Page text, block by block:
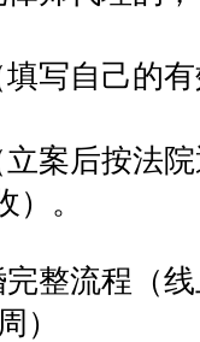
写自己的
案后按法
。
整流程（
）